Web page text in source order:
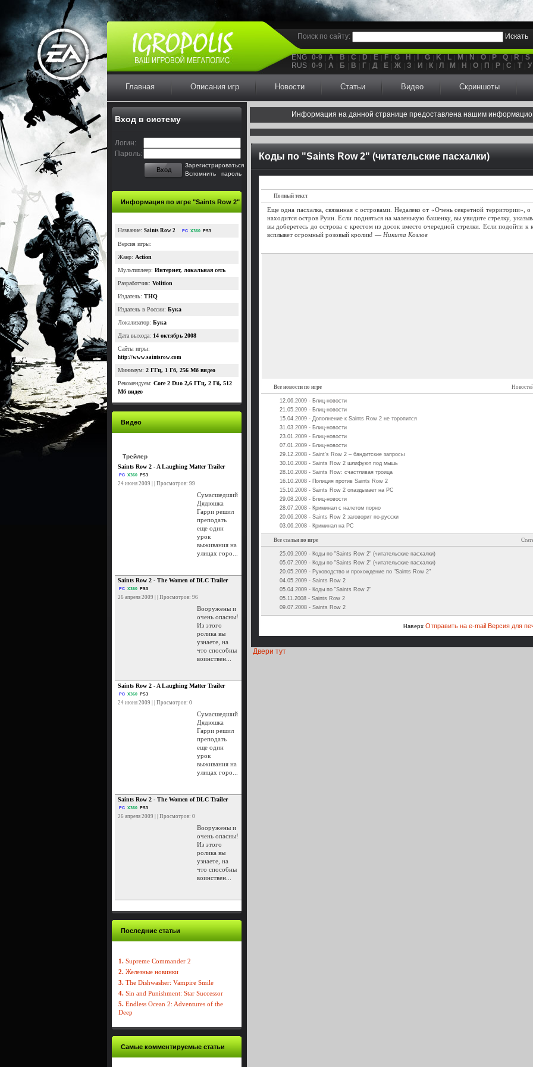
Поиск по сайту: Искать
ENG 0-9 A B C D E F G H G K L M N O P Q R S
RUS
0-9 А Б В Г Д Е Ж З И К Л М Н О П Р С Т У
Главная Описания игр Новости Статьи Видео Скриншоты
Вход в систему
Логин:
Пароль:
Вход
Зарегистрироваться
Вспомнить пароль
Информация по игре "Saints Row 2"
Название: Saints Row 2 PC X360 PS3
Версия игры:
Жанр: Action
Мультиплеер: Интернет, локальная сеть
Разработчик: Volition
Издатель: THQ
Издатель в России: Бука
Локализатор: Бука
Дата выхода: 14 октябрь 2008
Сайты игры:
http://www.saintsrow.com
Минимум: 2 ГГц, 1 Гб, 256 Мб видео
Рекомендуем: Core 2 Duo 2,6 ГГц, 2 Гб, 512
Мб видео
Видео
Трейлер
Saints Row 2 - A Laughing Matter Trailer
PC X360 PS3
24 июня 2009 | | Просмотров: 99
Сумасшедший
Дядюшка
Гарри решил
преподать
еще один
урок
выживания на
улицах горо...
Saints Row 2 - The Women of DLC Trailer
PC X360 PS3
26 апреля 2009 | | Просмотров: 96
Вооружены и
очень опасны!
Из этого
ролика вы
узнаете, на
что способны
воинствен...
Saints Row 2 - A Laughing Matter Trailer
PC X360 PS3
24 июня 2009 | | Просмотров: 0
Сумасшедший
Дядюшка
Гарри решил
преподать
еще один
урок
выживания на
улицах горо...
Saints Row 2 - The Women of DLC Trailer
PC X360 PS3
26 апреля 2009 | | Просмотров: 0
Вооружены и
очень опасны!
Из этого
ролика вы
узнаете, на
что способны
воинствен...
Последние статьи
1.Supreme Commander 2
2.Железные новинки
3.The Dishwasher: Vampire Smile
4.Sin and Punishment: Star Successor
5.Endless Ocean 2: Adventures of the
Deep
Самые комментируемые статьи
Информация на данной странице предоставлена нашим
Коды по "Saints Row 2" (читательские пасхалки)
Полный текст
Еще одна пасхалка, связанная с островами. Недалеко от «Очень секретной
находится остров Руин. Если подняться на маленькую башенку, вы увидите стрелку,
вы доберетесь до острова с крестом из досок вместо очередной стрелки. Если подойти к
всплывет огромный розовый кролик! — Никита Козлов
Все новости по игре
12.06.2009 - Блиц-новости
21.05.2009 - Блиц-новости
15.04.2009 - Дополнение к Saints Row 2 не торопится
31.03.2009 - Блиц-новости
23.01.2009 - Блиц-новости
07.01.2009 - Блиц-новости
29.12.2008 - Saint's Row 2 – бандитские запросы
30.10.2008 - Saints Row 2 шлифуют под мышь
28.10.2008 - Saints Row: счастливая троица
16.10.2008 - Полиция против Saints Row 2
15.10.2008 - Saints Row 2 опаздывает на РС
29.08.2008 - Блиц-новости
28.07.2008 - Криминал с налетом порно
20.06.2008 - Saints Row 2 заговорит по-русски
03.06.2008 - Криминал на РС
Все статьи по игре
25.09.2009 - Коды по "Saints Row 2" (читательские пасхалки)
05.07.2009 - Коды по "Saints Row 2" (читательские пасхалки)
20.05.2009 - Руководство и прохождение по "Saints Row 2"
04.05.2009 - Saints Row 2
05.04.2009 - Коды по "Saints Row 2"
05.11.2008 - Saints Row 2
09.07.2008 - Saints Row 2
Наверх Отправить на e-mail Версия для
Двери тут